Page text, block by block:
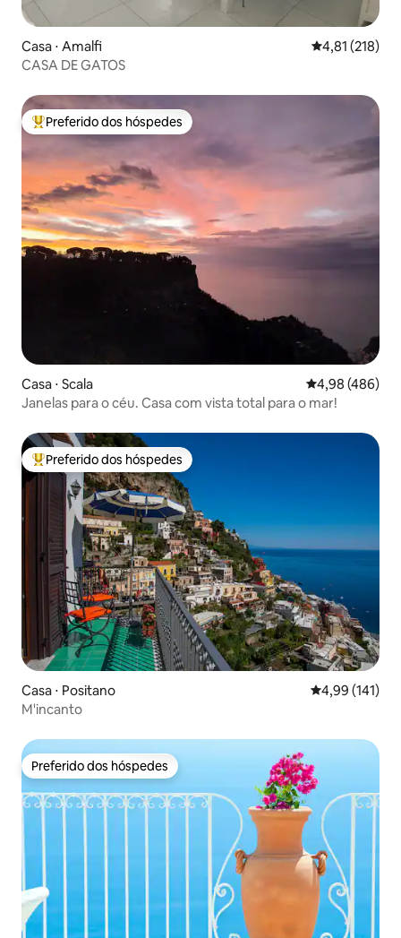
Casa ⋅ Amalfi 4,81 de uma
4,81 (218)
CASA DE GATOS
Entre os melhores preferidos dos hóspedes
Preferido dos hóspedes
Casa ⋅ Scala 4,98 de uma
4,98 (486)
Janelas para o céu. Casa com vista total para o mar!
Entre os melhores preferidos dos hóspedes
Preferido dos hóspedes
Casa ⋅ Positano 4,99 de uma
4,99 (141)
M'incanto
Preferido dos hóspedes
Preferido dos hóspedes